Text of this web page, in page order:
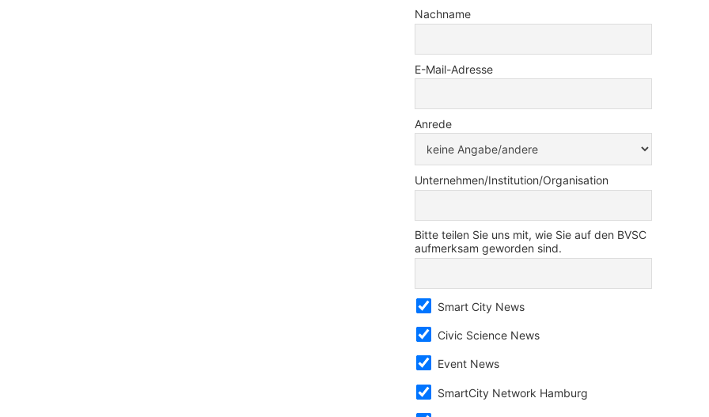
Nachname
E-Mail-Adresse
Anrede
Unternehmen/Institution/Organisation
Bitte teilen Sie uns mit, wie Sie auf den BVSC
aufmerksam geworden sind.
Smart City News
Civic Science News
Event News
SmartCity Network Hamburg